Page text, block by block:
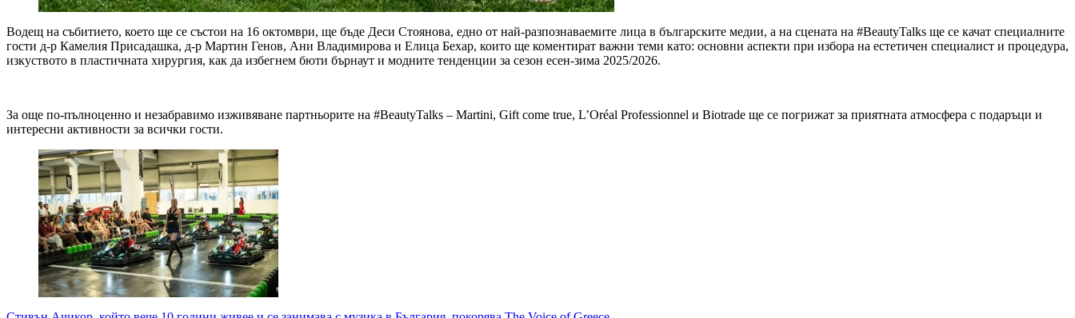
Водещ на събитието, което ще се състои на 16 октомври, ще бъде Деси Стоянова, едно от най-разпознаваемите лица в българските медии, а на сцената на #BeautyTalks ще се качат специалните
гости д-р Камелия Присадашка, д-р Мартин Генов, Ани Владимирова и Елица Бехар, които ще коментират важни теми като: основни аспекти при избора на естетичен специалист и процедура,
изкуството в пластичната хирургия, как да избегнем бюти бърнаут и модните тенденции за сезон есен-зима 2025/2026.
За още по-пълноценно и незабравимо изживяване партньорите на #BeautyTalks – Martini, Gift come true, L’Oréal Professionnel и Biotrade ще се погрижат за приятната атмосфера с подаръци и
интересни активности за всички гости.